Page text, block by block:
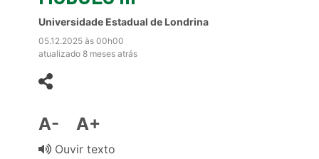
Universidade Estadual de Londrina
05.12.2025 às 00h00
atualizado 8 meses atrás
A- A+
Ouvir texto